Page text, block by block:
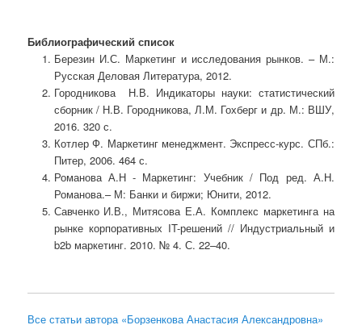
Библиографический список
Березин И.С. Маркетинг и исследования рынков. – М.:
Русская Деловая Литература, 2012.
Городникова Н.В. Индикаторы науки: статистический
сборник / Н.В. Городникова, Л.М. Гохберг и др. М.: ВШУ,
2016. 320 с.
Котлер Ф. Маркетинг менеджмент. Экспресс-курс. СПб.:
Питер, 2006. 464 с.
Романова А.Н - Маркетинг: Учебник / Под ред. А.Н.
Романова.– М: Банки и биржи; Юнити, 2012.
Савченко И.В., Митясова Е.А. Комплекс маркетинга на
рынке корпоративных IT-решений // Индустриальный и
b2b маркетинг. 2010. № 4. С. 22–40.
Все статьи автора «Борзенкова Анастасия Александровна»